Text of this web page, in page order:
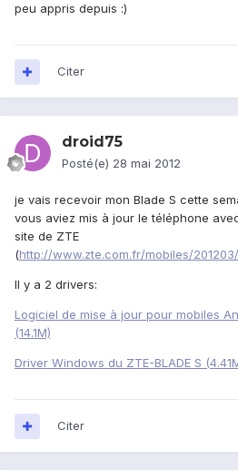
peu appris depuis :)
Citer
droid75
Posté(e) 28 mai 2012
je vais recevoir mon Blade S cette
vous aviez mis à jour le téléphone
site de ZTE
(http://www.zte.com.fr/mobiles/201203/
Il y a 2 drivers:
Logiciel de mise à jour pour mobiles
(14.1M)
Driver Windows du ZTE-BLADE S
Citer